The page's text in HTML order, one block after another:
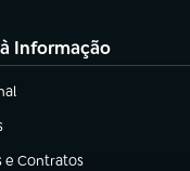
Informação
aba)
aba)
e Contratos
aba)